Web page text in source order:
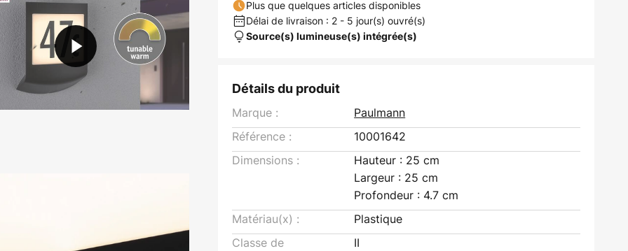
Plus que quelques articles disponibles
Délai de livraison : 2 - 5 jour(s) ouvré(s)
Source(s) lumineuse(s) intégrée(s)
Détails du produit
Marque :
Paulmann
Référence :
10001642
Dimensions :
Hauteur : 25 cm
Largeur : 25 cm
Profondeur : 4.7 cm
Matériau(x) :
Plastique
Classe de
II